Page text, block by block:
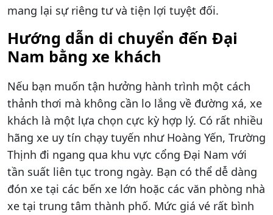
mang lại sự riêng tư và tiện lợi tuyệt đối.
Hướng dẫn di chuyển đến Đại
Nam bằng xe khách
Nếu bạn muốn tận hưởng hành trình một cách
thảnh thơi mà không cần lo lắng về đường xá, xe
khách là một lựa chọn cực kỳ hợp lý. Có rất nhiều
hãng xe uy tín chạy tuyến như Hoàng Yến, Trường
Thịnh đi ngang qua khu vực cổng Đại Nam với
tần suất liên tục trong ngày. Bạn có thể dễ dàng
đón xe tại các bến xe lớn hoặc các văn phòng nhà
xe tại trung tâm thành phố. Mức giá vé rất bình